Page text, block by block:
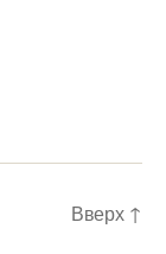
Вверх ↑